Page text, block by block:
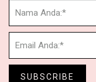
SUBSCRIBE